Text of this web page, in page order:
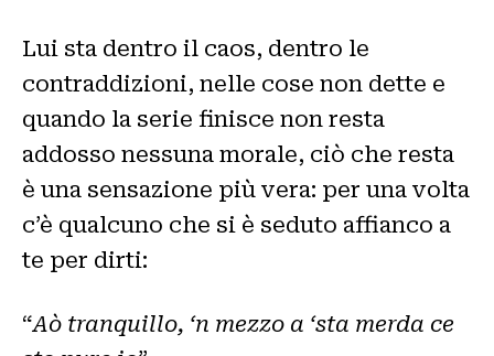
Lui sta dentro il caos, dentro le
contraddizioni, nelle cose non dette e
quando la serie finisce non resta
addosso nessuna morale, ciò che resta
è una sensazione più vera: per una volta
c’è qualcuno che si è seduto affianco a
te per dirti:
“Aò tranquillo, ‘n mezzo a ‘sta merda ce